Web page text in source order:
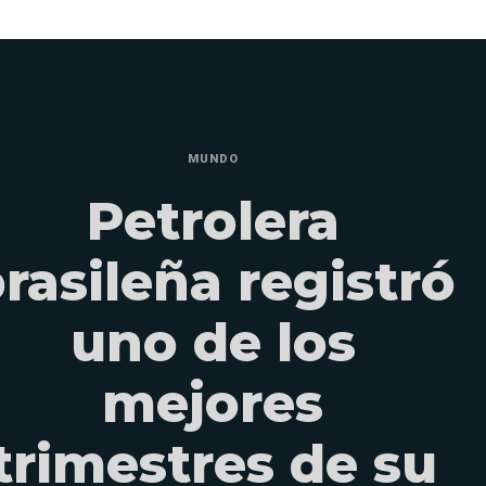
MUNDO
Petrolera
registró
uno de los
mejores
de su